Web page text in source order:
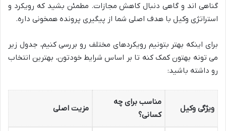
گناهی اند و گاهی دنبال کاهش مجازات. مطمئن بشید که رویکرد و
استراتژی وکیل با هدف اصلی شما از پیگیری پرونده همخونی داره.
برای اینکه بهتر بتونیم رویکردهای مختلف رو بررسی کنیم، جدول زیر
می تونه بهتون کمک کنه تا بر اساس شرایط خودتون، بهترین انتخاب
رو داشته باشید:
ویژگی وکیل
مناسب برای چه
کسانی؟
مزیت اصلی